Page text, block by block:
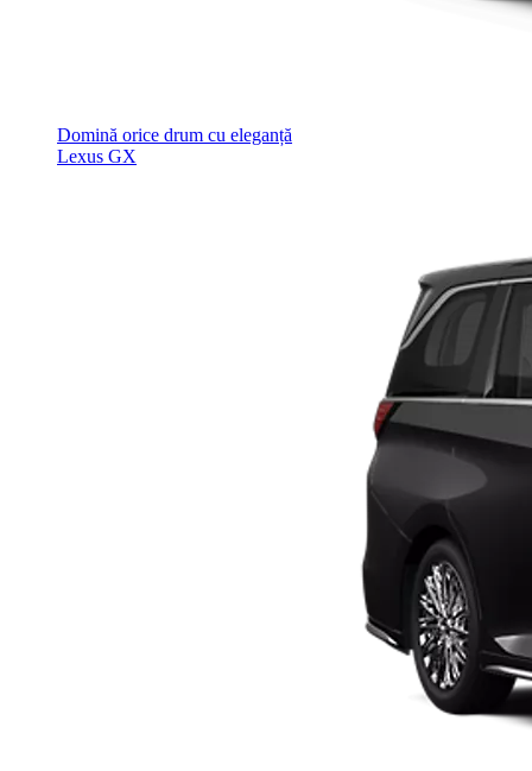
Domină orice drum cu eleganță
Lexus GX